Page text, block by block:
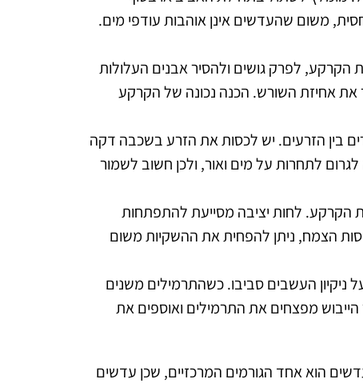
משום שהעדשים אינן אוהבות עודפי מים.
הקרקע, לפרק גושים ולהסיר אבנים העלולות
אחיזת השורש. הכנה נכונה של הקרקע
בין הזרעים. יש לכסות את הזרע בשכבה דקה
לתחרות על מים ואור, ולכן חשוב לשמור
הקרקע. לחות יציבה מסייעת להתפתחות
הצמח, ניתן להפחית את ההשקיות משום
העשבים סביבו. כשהתרמילים משנים
הייבוש מפצחים את התרמילים ואוספים את
הוא אחד הגורמים המרכזיים, שכן עדשים